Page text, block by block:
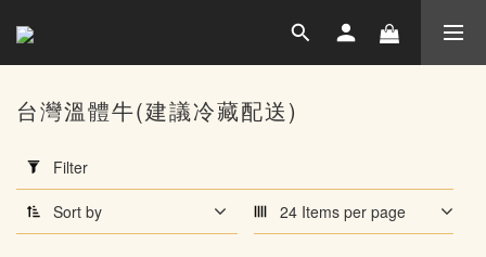
Filter
(0/20)
台灣溫體牛(建議冷藏配送)
Filter
Sort by 24 Items per page